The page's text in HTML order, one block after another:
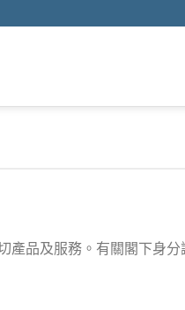
品及服務。有關閣下身